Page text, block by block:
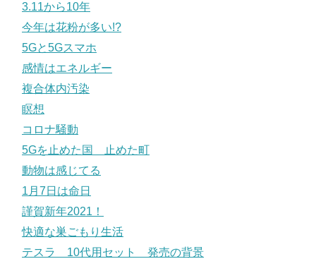
3.11から10年
今年は花粉が多い!?
5Gと5Gスマホ
感情はエネルギー
複合体内汚染
瞑想
コロナ騒動
5Gを止めた国 止めた町
動物は感じてる
1月7日は命日
謹賀新年2021！
快適な巣ごもり生活
テスラ 10代用セット 発売の背景